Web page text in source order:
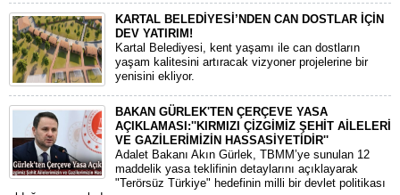
KARTAL BELEDİYESİ’NDEN CAN DOSTLAR İÇİN
DEV YATIRIM!
Kartal Belediyesi, kent yaşamı ile can dostların
yaşam kalitesini artıracak vizyoner projelerine bir
yenisini ekliyor.
BAKAN GÜRLEK'TEN ÇERÇEVE YASA
AÇIKLAMASI:''KIRMIZI ÇİZGİMİZ ŞEHİT AİLELERİ
VE GAZİLERİMİZİN HASSASİYETİDİR''
Adalet Bakanı Akın Gürlek, TBMM’ye sunulan 12
maddelik yasa teklifinin detaylarını açıklayarak
"Terörsüz Türkiye" hedefinin milli bir devlet politikası